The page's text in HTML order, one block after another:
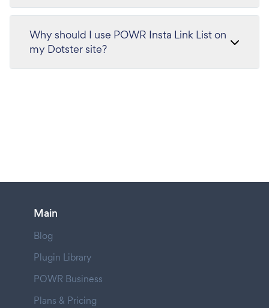
Why should I use POWR Insta Link List on
my Dotster site?
Main
Blog
Plugin Library
POWR Business
Plans & Pricing